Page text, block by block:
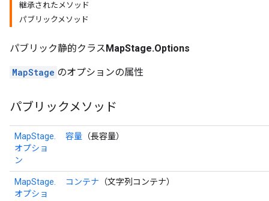
継承されたメソッド
パブリックメソッド
パブリック静的クラスMapStage.Options
MapStage のオプションの属性
パブリックメソッド
MapStage.
オプショ
ン
容量 （長容量）
MapStage.
オプショ
コンテナ （文字列コンテナ）